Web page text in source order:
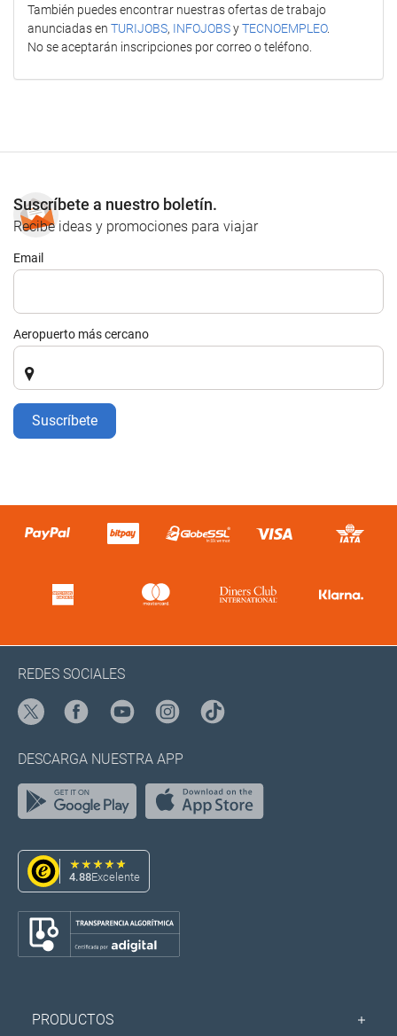
También puedes encontrar nuestras ofertas de trabajo
anunciadas en TURIJOBS, INFOJOBSyTECNOEMPLEO.
No se aceptarán inscripciones por correo o teléfono.
Suscríbete a nuestro boletín.
Recibe ideas y promociones para viajar
Email
Aeropuerto más cercano
Suscríbete
REDES SOCIALES
DESCARGA NUESTRA APP
4.88Excelente
PRODUCTOS